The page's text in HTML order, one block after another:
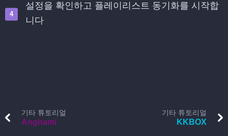
설정을 확인하고 플레이리스트 동기화를 시작합
니다
기타 튜토리얼
Anghami
기타 튜토리얼
KKBOX